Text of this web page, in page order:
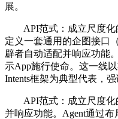
展。
API范式：成立尺度化
定义一套通用的企图接口
辟者自动适配并响应功能
示App施行使命。这一线
Intents框架为典型代表，
API范式：成立尺度化
并响应功能。Agent通过